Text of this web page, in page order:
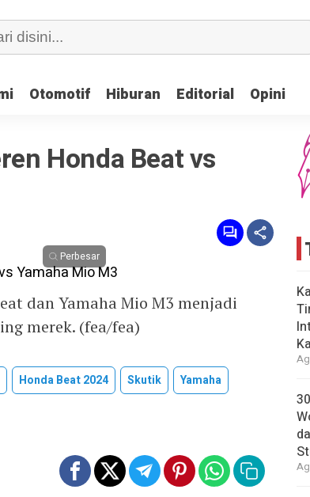
Otomotif Hiburan Editorial Opini
Otomotif Hiburan Editorial Opini
Honda Beat vs
Perbesar
dan Yamaha Mio M3 menjadi
merek. (fea/fea)
Honda Beat 2024 Skutik
Yamaha